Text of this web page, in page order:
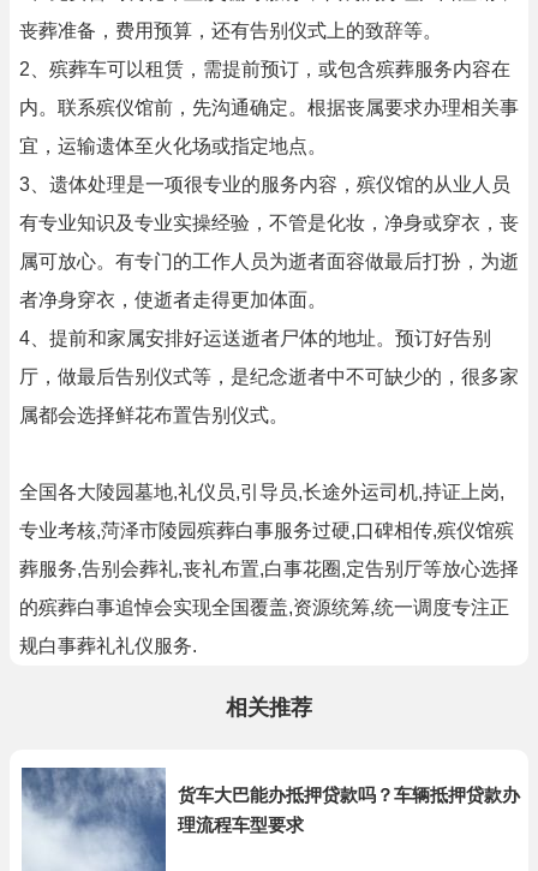
丧葬准备，费用预算，还有告别仪式上的致辞等。
2、殡葬车可以租赁，需提前预订，或包含殡葬服务内容在
内。联系殡仪馆前，先沟通确定。根据丧属要求办理相关事
宜，运输遗体至火化场或指定地点。
3、遗体处理是一项很专业的服务内容，殡仪馆的从业人员
有专业知识及专业实操经验，不管是化妆，净身或穿衣，丧
属可放心。有专门的工作人员为逝者面容做最后打扮，为逝
者净身穿衣，使逝者走得更加体面。
4、提前和家属安排好运送逝者尸体的地址。预订好告别
厅，做最后告别仪式等，是纪念逝者中不可缺少的，很多家
属都会选择鲜花布置告别仪式。
全国各大陵园墓地,礼仪员,引导员,长途外运司机,持证上岗,
专业考核,菏泽市陵园殡葬白事服务过硬,口碑相传,殡仪馆殡
葬服务,告别会葬礼,丧礼布置,白事花圈,定告别厅等放心选择
的殡葬白事追悼会实现全国覆盖,资源统筹,统一调度专注正
规白事葬礼礼仪服务.
相关推荐
货车大巴能办抵押贷款吗？车辆抵押贷款办
理流程车型要求